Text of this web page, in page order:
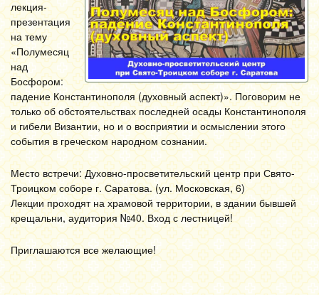
лекция-
презентация
на тему
«Полумесяц
над
Босфором:
падение Константинополя (духовный аспект)». Поговорим не
только об обстоятельствах последней осады Константинополя
и гибели Византии, но и о восприятии и осмыслении этого
события в греческом народном сознании.
Место встречи: Духовно-просветительский центр при Свято-
Троицком соборе г. Саратова. (ул. Московская, 6)
Лекции проходят на храмовой территории, в здании бывшей
крещальни, аудитория №40. Вход с лестницей!
Приглашаются все желающие!